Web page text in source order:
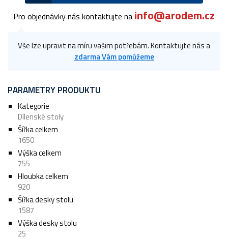
Pro objednávky nás kontaktujte na info@arodem.cz
Vše lze upravit na míru vašim potřebám. Kontaktujte nás a
zdarma Vám pomůžeme
PARAMETRY PRODUKTU
Kategorie
Dílenské stoly
Šířka celkem
1650
Výška celkem
755
Hloubka celkem
920
Šířka desky stolu
1587
Výška desky stolu
25